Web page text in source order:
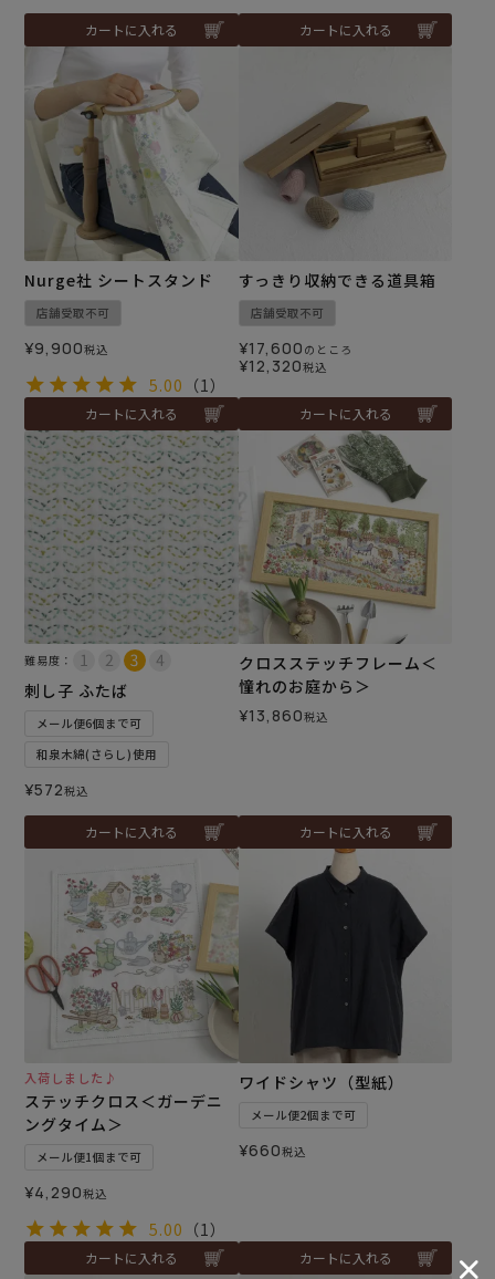
カートに入れる カートに入れる
Nurge社 シートスタンド
店舗受取不可
¥9,900税込
5.00 （1）
カートに入れる
すっきり収納できる道具箱
店舗受取不可
¥17,600 のところ
¥12,320税込
カートに入れる
難易度：
刺し子 ふたば
メール便6個まで可
和泉木綿(さらし)使用
¥572税込
カートに入れる
クロスステッチフレーム＜
憧れのお庭から＞
¥13,860税込
カートに入れる
入荷しました♪
ステッチクロス＜ガーデニ
ングタイム＞
メール便1個まで可
¥4,290税込
5.00 （1）
カートに入れる
ワイドシャツ（型紙）
メール便2個まで可
¥660税込
カートに入れる